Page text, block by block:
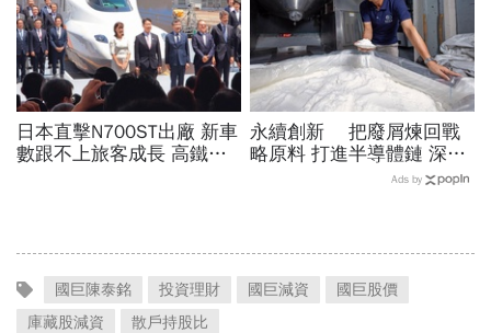
日本直擊N700ST出廠 新車
數跟不上旅客成長 高鐵遇3
永續創新 把廢屑煉回戰
略原料 打進半導體鏈 深耕
Ads by
國巨陳泰銘 投資理財 國巨減資
國巨股價
庫藏股減資
散戶持股比